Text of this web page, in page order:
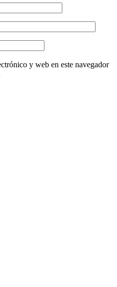
y web en este navegador